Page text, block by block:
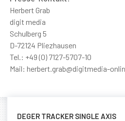
Herbert Grab
digit media
Schulberg 5
D-72124 Pliezhausen
Tel.: +49 (0) 7127-5707-10
Mail: herbert.grab@digitmedia-
DEGER TRACKER SINGLE AXIS